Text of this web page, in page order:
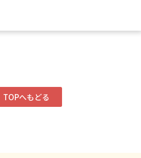
TOPへもどる